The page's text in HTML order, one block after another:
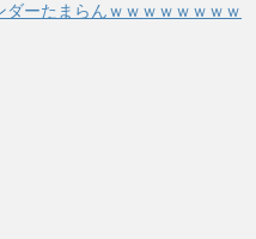
ダーたまらんｗｗｗｗｗｗｗｗ